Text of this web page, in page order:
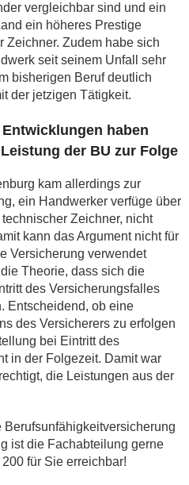
vergleichbar sind und ein
ein höheres Prestige
Zeichner. Zudem habe sich
seit seinem Unfall sehr
bisherigen Beruf deutlich
der jetzigen Tätigkeit.
haben
der BU zur Folge
kam allerdings zur
ein Handwerker verfüge über
Zeichner, nicht
kann das Argument nicht für
Versicherung verwendet
Theorie, dass sich die
des Versicherungsfalles
Entscheidend, ob eine
des Versicherers zu erfolgen
bei Eintritt des
in der Folgezeit. Damit war
die Leistungen aus der
ist die Fachabteilung gerne
für Sie erreichbar!